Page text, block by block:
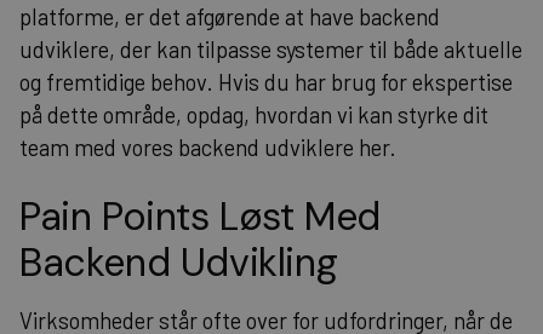
platforme, er det afgørende at have backend
udviklere, der kan tilpasse systemer til både aktuelle
og fremtidige behov. Hvis du har brug for ekspertise
på dette område, opdag, hvordan vi kan styrke dit
team med vores backend udviklere her.
Pain Points Løst Med
Backend Udvikling
Virksomheder står ofte over for udfordringer, når de